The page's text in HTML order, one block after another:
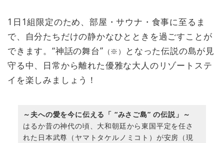
1日1組限定のため、部屋・サウナ・食事に至るま
で、自分たちだけの静かなひとときを過ごすことが
できます。“神話の舞台” （※）
となった伝説の島が見
守る中、日常から離れた優雅な大人のリゾートステ
イを楽しみましょう！
～夫への愛を今に伝える「 “みさご島” の伝説」～
はるか昔の神代の頃、大和朝廷から東国平定を任さ
れた日本武尊（ヤマトタケルノミコト）が安房（現